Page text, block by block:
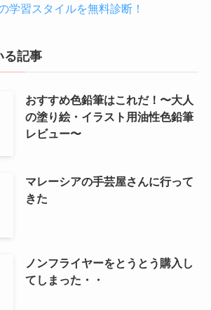
学習スタイルを無料診断！
る記事
おすすめ色鉛筆はこれだ！〜大人
の塗り絵・イラスト用油性色鉛筆
レビュー〜
マレーシアの手芸屋さんに行って
きた
ノンフライヤーをとうとう購入し
てしまった・・